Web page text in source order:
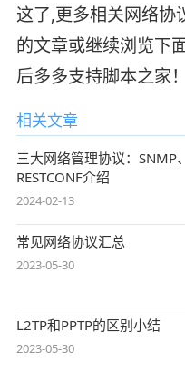
这了,更多相关网络协
的文章或继续浏览下
后多多支持脚本之家！
相关文章
三大网络管理协议：SNMP
RESTCONF介绍
2024-02-13
常见网络协议汇总
2023-05-30
L2TP和PPTP的区别小结
2023-05-30